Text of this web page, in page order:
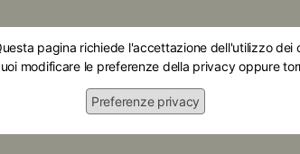
Home
pagina richiede l'accettazione dell'utilizzo
modificare le preferenze della privacy oppure
Preferenze privacy